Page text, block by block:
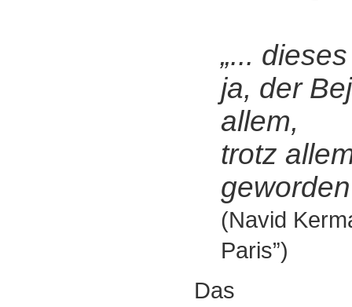
„...
ja, der
allem,
trotz
(Navid
Paris”)
Das